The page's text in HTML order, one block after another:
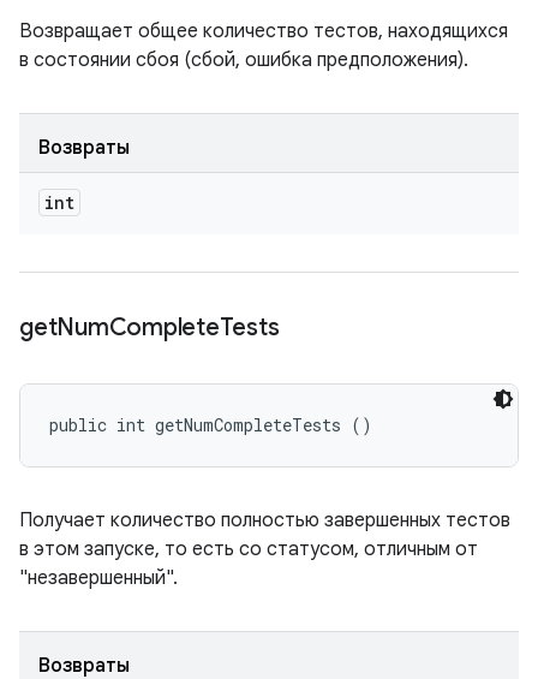
Возвращает общее количество тестов, находящихся
в состоянии сбоя (сбой, ошибка предположения).
Возвраты
int
getNumCompleteTests
public int getNumCompleteTests ()
Получает количество полностью завершенных тестов
в этом запуске, то есть со статусом, отличным от
"незавершенный".
Возвраты